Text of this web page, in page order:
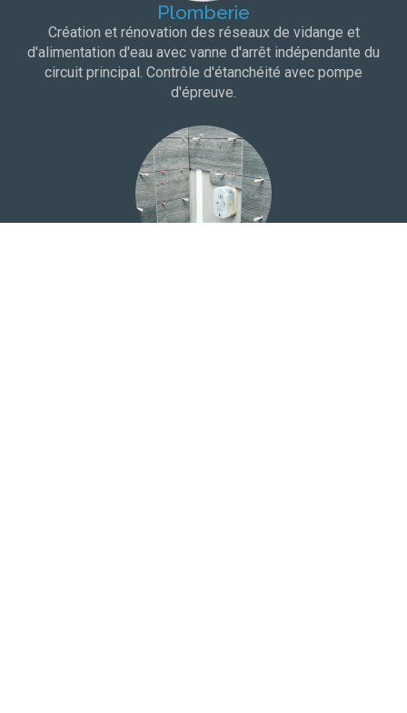
Plomberie
Création et rénovation des réseaux de vidange et
d'alimentation d'eau avec vanne d'arrêt indépendante du
circuit principal. Contrôle d'étanchéité avec pompe
d'épreuve.